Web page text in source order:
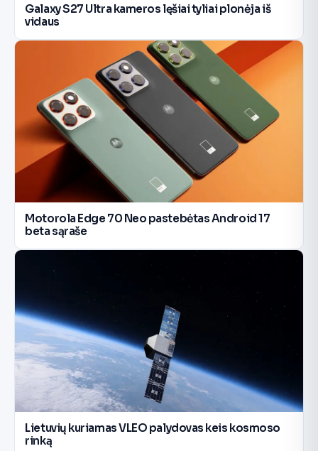
Galaxy S27 Ultra kameros lęšiai tyliai plonėja iš
vidaus
Motorola Edge 70 Neo pastebėtas Android 17
beta sąraše
Lietuvių kuriamas VLEO palydovas keis kosmoso
rinką